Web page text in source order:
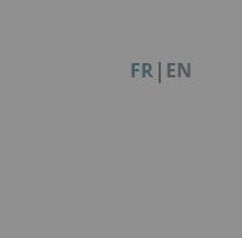
FR | EN